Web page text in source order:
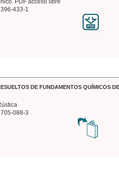
PDF acceso libre
433-1
DE FUNDAMENTOS QUÍMICOS
088-3